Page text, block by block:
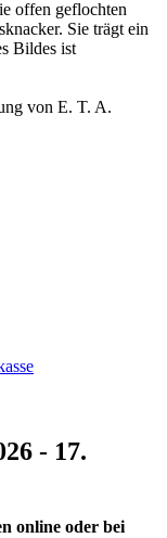
von E. T. A.
- 17.
online oder bei